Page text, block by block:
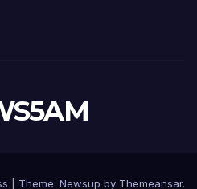
Theme: Newsup by Themeansar.